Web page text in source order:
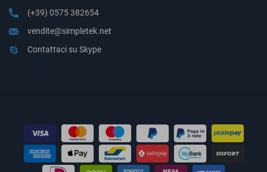
(+39) 0575 382654
vendite@simpletek.net
Contattaci su Skype